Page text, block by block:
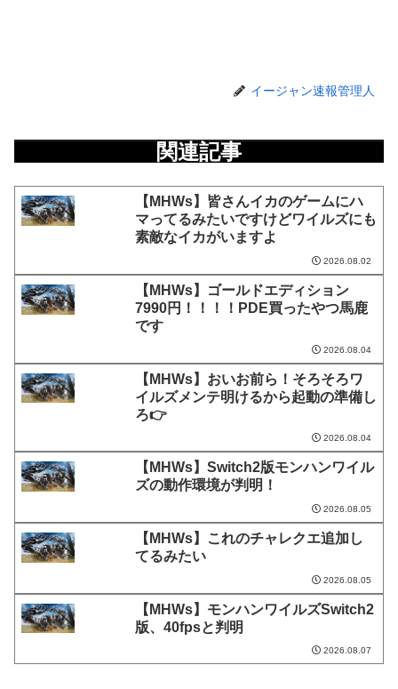
イージャン速報管理人
関連記事
【MHWs】皆さんイカのゲームにハ
マってるみたいですけどワイルズにも
素敵なイカがいますよ
2026.08.02
【MHWs】ゴールドエディション
7990円！！！！PDE買ったやつ馬鹿
です
2026.08.04
【MHWs】おいお前ら！そろそろワ
イルズメンテ明けるから起動の準備し
ろ👉
2026.08.04
【MHWs】Switch2版モンハンワイル
ズの動作環境が判明！
2026.08.05
【MHWs】これのチャレクエ追加し
てるみたい
2026.08.05
【MHWs】モンハンワイルズSwitch2
版、40fpsと判明
2026.08.07